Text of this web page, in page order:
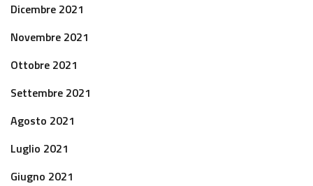
Dicembre 2021
Novembre 2021
Ottobre 2021
Settembre 2021
Agosto 2021
Luglio 2021
Giugno 2021